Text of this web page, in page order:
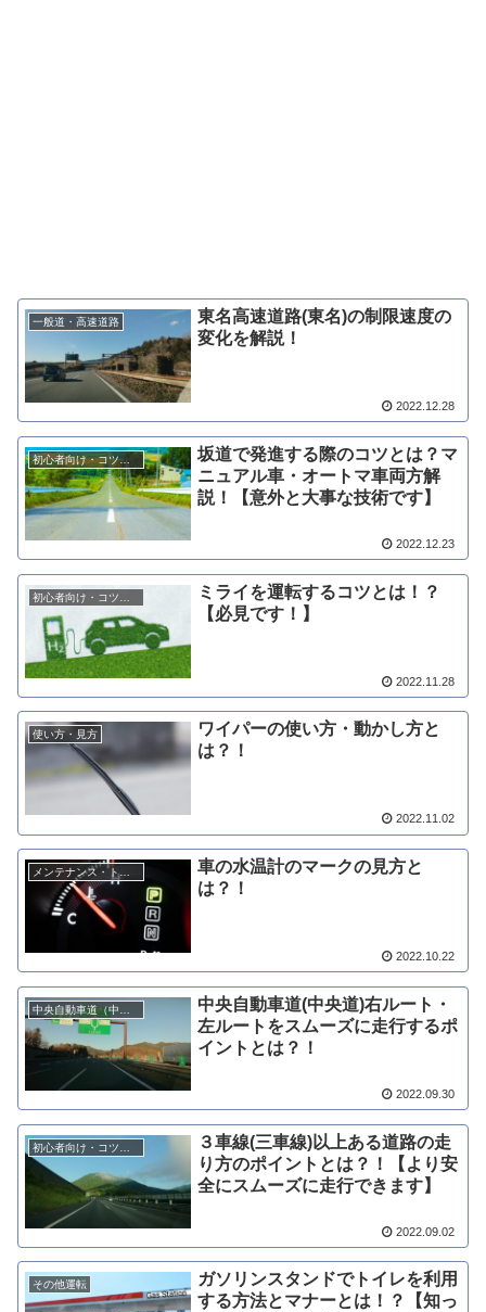
一般道・高速道路
東名高速道路(東名)の制限速度の
変化を解説！
2022.12.28
初心者向け・コツ情報
坂道で発進する際のコツとは？マ
ニュアル車・オートマ車両方解
説！【意外と大事な技術です】
2022.12.23
ミライを運転するコツとは！？
【必見です！】
2022.11.28
使い方・見方
ワイパーの使い方・動かし方と
は？！
2022.11.02
メンテナンス・トラブル対処
車の水温計のマークの見方と
は？！
2022.10.22
中央自動車道(中央道)右ルート・
左ルートをスムーズに走行するポ
イントとは？！
2022.09.30
３車線(三車線)以上ある道路の走
り方のポイントとは？！【より安
全にスムーズに走行できます】
2022.09.02
その他運転
ガソリンスタンドでトイレを利用
する方法とマナーとは！？【知っ